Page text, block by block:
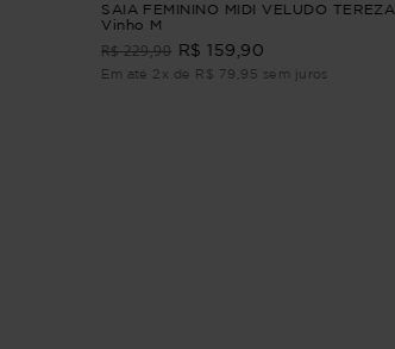
SAIA FEMININO MIDI VELUDO TEREZA
Vinho M
R$ 229,90 R$ 159,90
Em até 2x de R$ 79,95 sem juros